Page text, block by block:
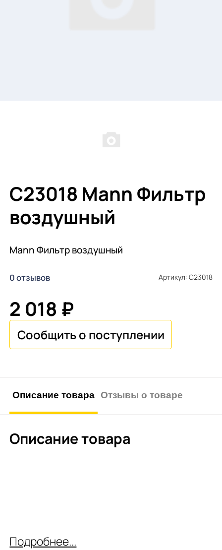
C23018 Mann Фильтр
воздушный
Mann Фильтр воздушный
0 отзывов Артикул: C23018
2 018 ₽
Описание товара Отзывы о товаре
Описание товара
Подробнее...